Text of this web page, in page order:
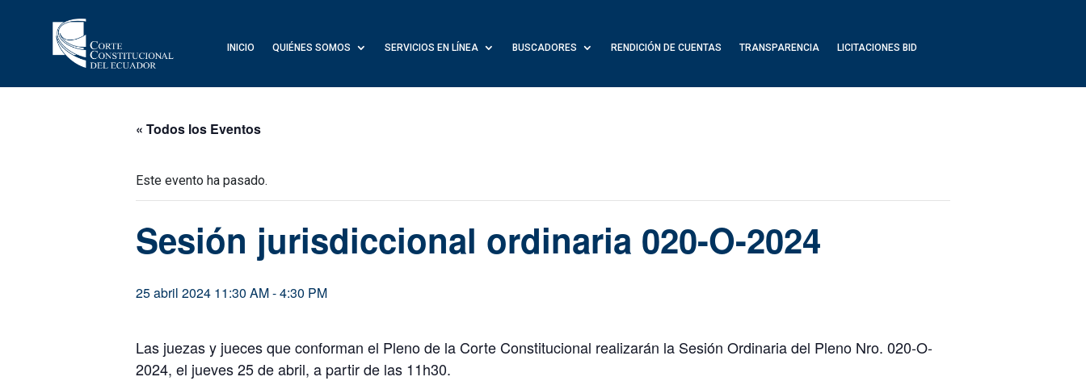
INICIO QUIÉNES SOMOS SERVICIOS EN LÍNEA BUSCADORES RENDICIÓN DE CUENTAS TRANSPARENCIA LICITACIONES BID
« Todos los Eventos
Este evento ha pasado.
Sesión jurisdiccional ordinaria 020-O-2024
25 abril 2024 11:30 AM-4:30 PM
Las juezas y jueces que conforman el Pleno de la Corte Constitucional realizarán la Sesión Ordinaria del Pleno Nro. 020-O-
2024, el jueves 25 de abril, a partir de las 11h30.